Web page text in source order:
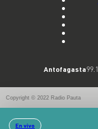
En vivo
Antofagasta99.1
Copyright © 2022 Radio Pauta